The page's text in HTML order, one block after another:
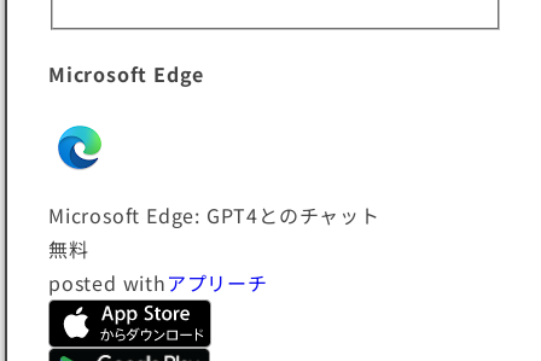
Microsoft Edge
Microsoft Edge: GPT4とのチャット
無料
posted withアプリーチ